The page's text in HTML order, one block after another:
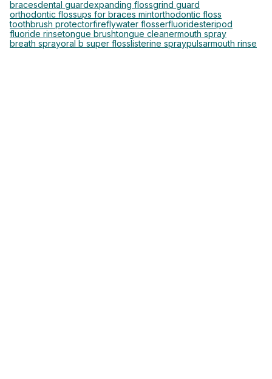
bracesdental guardexpanding flossgrind guard
orthodontic flossups for braces mintorthodontic floss
toothbrush protectorfireflywater flosserfluoridesteripod
fluoride rinsetongue brushtongue cleanermouth spray
breath sprayoral b super flosslisterine spraypulsarmouth rinse